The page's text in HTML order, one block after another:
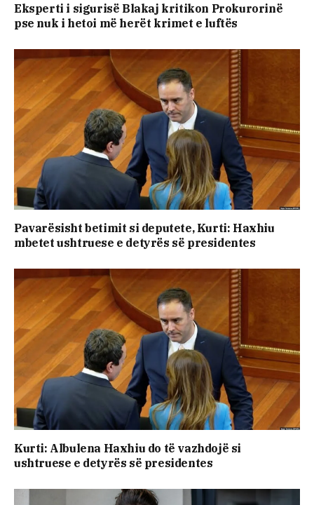
Eksperti i sigurisë Blakaj kritikon Prokurorinë
pse nuk i hetoi më herët krimet e luftës
Pavarësisht betimit si deputete, Kurti: Haxhiu
mbetet ushtruese e detyrës së presidentes
Kurti: Albulena Haxhiu do të vazhdojë si
ushtruese e detyrës së presidentes